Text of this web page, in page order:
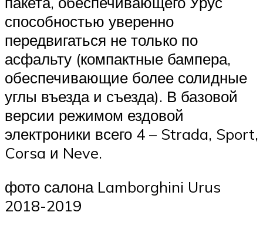
способностью уверенно
передвигаться не только по
асфальту (компактные бампера,
обеспечивающие более солидные
углы въезда и съезда). В базовой
версии режимом ездовой
электроники всего 4 – Strada, Sport,
Corsa и Neve.
фото салона Lamborghini Urus
2018-2019